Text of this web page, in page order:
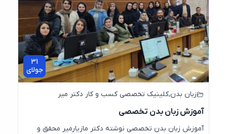
31
جولای
زبان بدن کلینیک تخصصی کسب و کار دکتر میر
آموزش زبان بدن تخصصی
آموزش زبان بدن تخصصی نوشته دکتر مازیارمیر محقق و